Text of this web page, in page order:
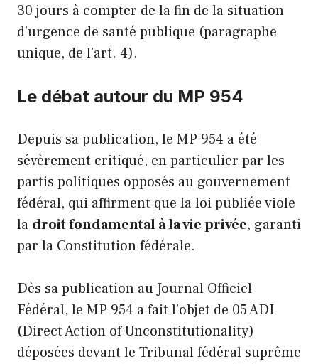
30 jours à compter de la fin de la situation
d'urgence de santé publique (paragraphe
unique, de l'art. 4).
Le débat autour du MP 954
Depuis sa publication, le MP 954 a été
sévèrement critiqué, en particulier par les
partis politiques opposés au gouvernement
fédéral, qui affirment que la loi publiée viole
la droit fondamental à la vie privée, garanti
par la Constitution fédérale.
Dès sa publication au Journal Officiel
Fédéral, le MP 954 a fait l'objet de 05 ADI
(Direct Action of Unconstitutionality)
déposées devant le Tribunal fédéral suprême